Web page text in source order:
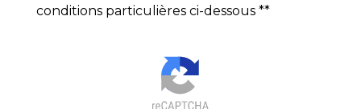
conditions particulières ci-dessous **